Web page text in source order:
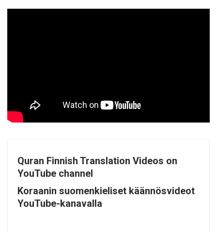
Quran Finnish Translation Videos on
YouTube channel
Koraanin suomenkieliset käännösvideot
YouTube-kanavalla